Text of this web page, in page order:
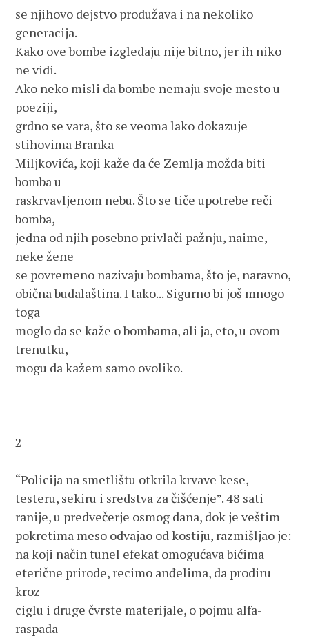
se njihovo dejstvo produžava i na nekoliko
generacija.
Kako ove bombe izgledaju nije bitno, jer ih niko
ne vidi.
Ako neko misli da bombe nemaju svoje mesto u
poeziji,
grdno se vara, što se veoma lako dokazuje
stihovima Branka
Miljkovića, koji kaže da će Zemlja možda biti
bomba u
raskrvavljenom nebu. Što se tiče upotrebe reči
bomba,
jedna od njih posebno privlači pažnju, naime,
neke žene
se povremeno nazivaju bombama, što je, naravno,
obična budalaština. I tako... Sigurno bi još mnogo
toga
moglo da se kaže o bombama, ali ja, eto, u ovom
trenutku,
mogu da kažem samo ovoliko.
2
“Policija na smetlištu otkrila krvave kese,
testeru, sekiru i sredstva za čišćenje”. 48 sati
ranije, u predvečerje osmog dana, dok je veštim
na koji način tunel efekat omogućava bićima
eterične prirode, recimo anđelima, da prodiru
kroz
ciglu i druge čvrste materijale, o pojmu alfa-
raspada